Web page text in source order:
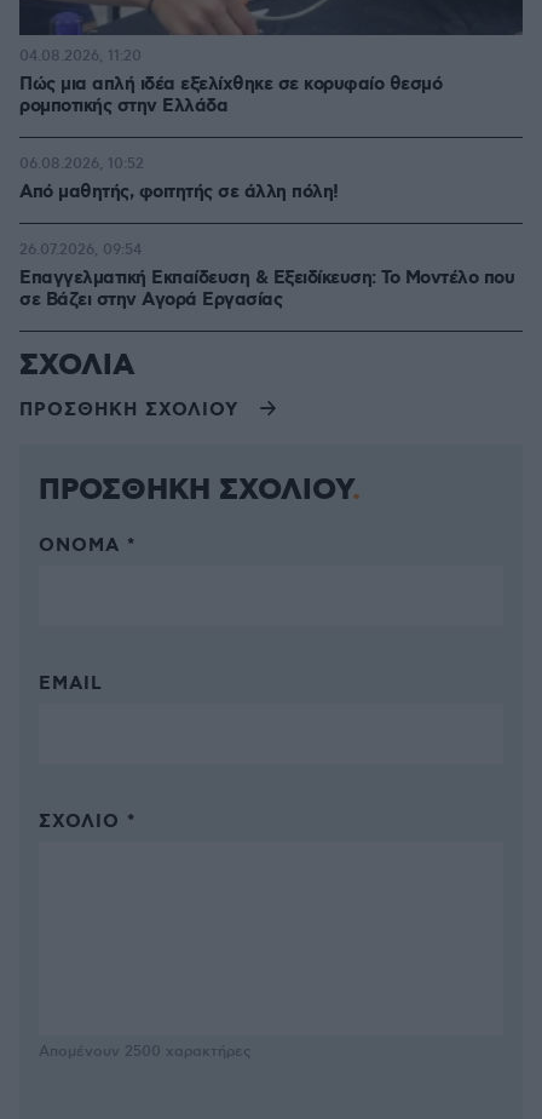
Πώς μια απλή ιδέα εξελίχθηκε σε κορυφαίο θεσμό
ρομποτικής στην Ελλάδα
04.08.2026, 11:20
Από μαθητής, φοιτητής σε άλλη πόλη!
06.08.2026, 10:52
Επαγγελματική Εκπαίδευση & Εξειδίκευση: Το Mοντέλο που
σε Bάζει στην Aγορά Eργασίας
26.07.2026, 09:54
ΣΧΟΛΙΑ
ΠΡΟΣΘΗΚΗ ΣΧΟΛΙΟΥ
ΠΡΟΣΘΗΚΗ ΣΧΟΛΙΟΥ
ΌΝΟΜΑ *
EMAIL
ΣΧΌΛΙΟ *
Απομένουν 2500 χαρακτήρες